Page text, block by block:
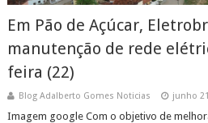
Em Pão de Açúcar,
manutenção de rede
feira (22)
Blog Adalberto Gomes Noticias junho
Imagem google Com o objetivo de